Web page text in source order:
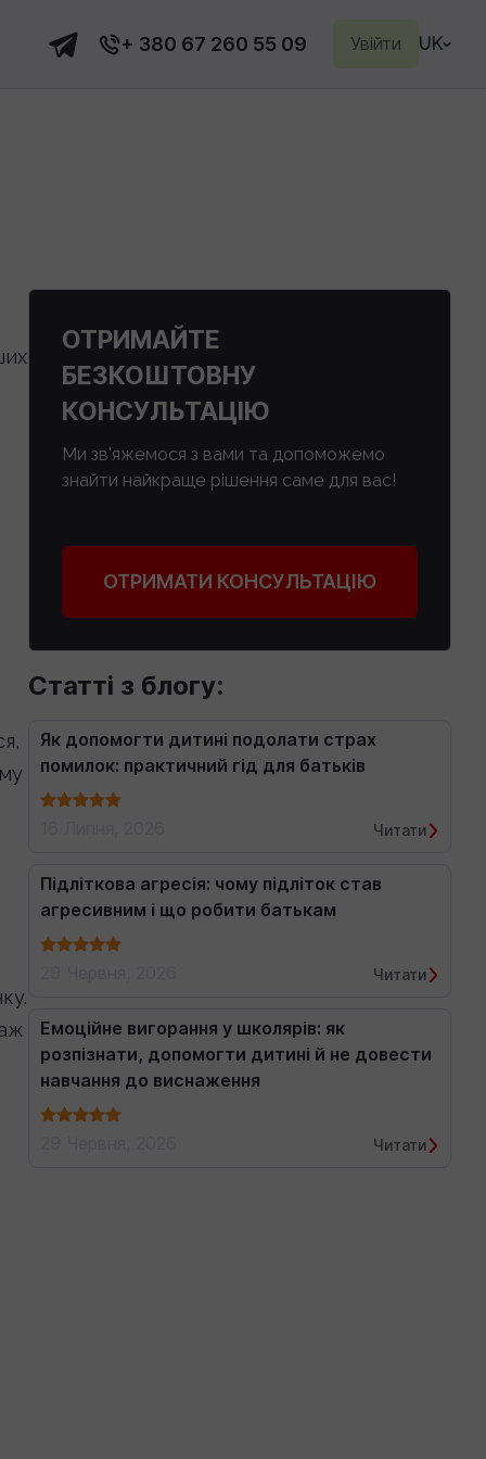
+ 380 67 260 55 09 Увійти UK
ОТРИМАЙТЕ
БЕЗКОШТОВНУ
КОНСУЛЬТАЦІЮ
Ми зв'яжемося з вами та допоможемо
знайти найкраще рішення саме для вас!
ОТРИМАТИ КОНСУЛЬТАЦІЮ
Статті з блогу:
Як допомогти дитині подолати страх
помилок: практичний гід для батьків
Читати
Підліткова агресія: чому підліток став
агресивним і що робити батькам
Читати
Емоційне вигорання у школярів: як
розпізнати, допомогти дитині й не довести
навчання до виснаження
Читати